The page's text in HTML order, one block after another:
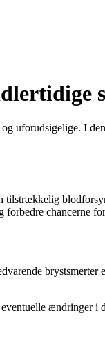
uforudsigelige. I
tilstrækkelig
chancerne
brystsmerter
ændringer i